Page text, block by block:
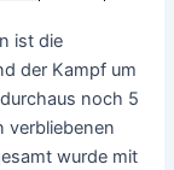
ist die
der Kampf um
noch 5
verbliebenen
wurde mit